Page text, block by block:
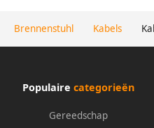
Brennenstuhl Kabels
Populaire categorieën
Gereedschap